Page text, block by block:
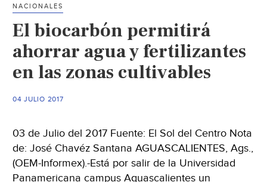
el
agua
NACIONALES
El biocarbón permitirá
ahorrar agua y fertilizantes
en las zonas cultivables
04 JULIO 2017
03 de Julio del 2017 Fuente: El Sol del Centro Nota
de: José Chavéz Santana AGUASCALIENTES, Ags.,
(OEM-Informex).-Está por salir de la Universidad
Panamericana campus Aguascalientes un